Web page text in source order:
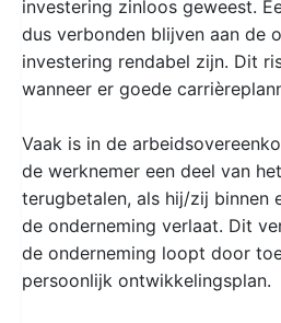
investering zinloos geweest.
dus verbonden blijven aan de
investering rendabel zijn. Dit
wanneer er goede
Vaak is in de
de werknemer een deel van
terugbetalen, als hij/zij binnen
de onderneming verlaat. Dit
de onderneming loopt door
persoonlijk ontwikkelingsplan.